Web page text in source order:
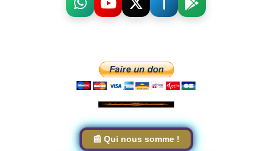
📰 Qui nous somme !